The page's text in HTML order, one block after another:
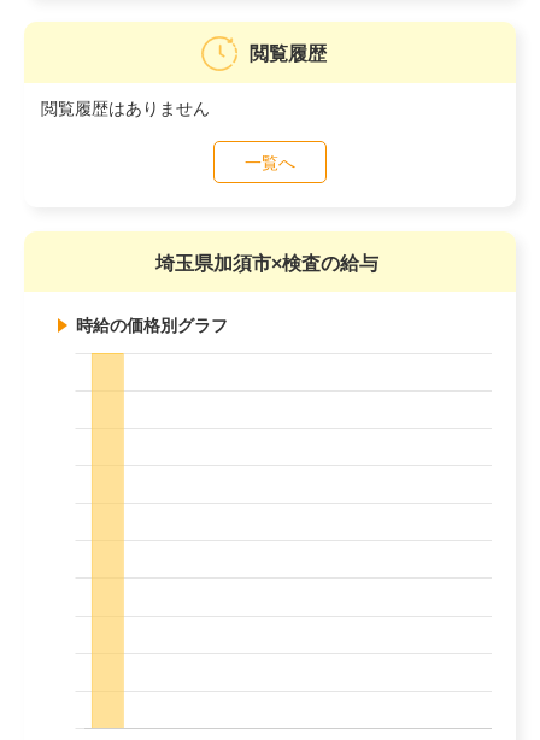
閲覧履歴
閲覧履歴はありません
一覧へ
埼玉県加須市×検査の給与
時給の価格別グラフ